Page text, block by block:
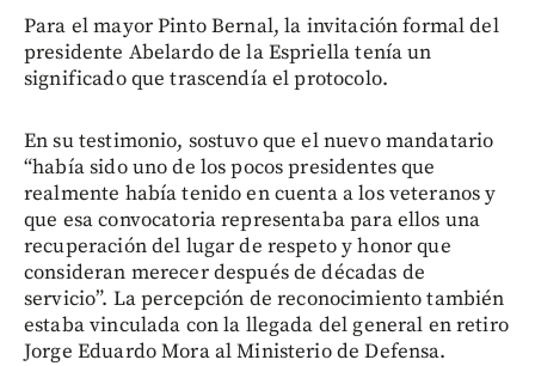
Para el mayor Pinto Bernal, la invitación formal del
presidente Abelardo de la Espriella tenía un
significado que trascendía el protocolo.
En su testimonio, sostuvo que el nuevo mandatario
“había sido uno de los pocos presidentes que
realmente había tenido en cuenta a los veteranos y
que esa convocatoria representaba para ellos una
recuperación del lugar de respeto y honor que
consideran merecer después de décadas de
servicio”. La percepción de reconocimiento también
estaba vinculada con la llegada del general en retiro
Jorge Eduardo Mora al Ministerio de Defensa.